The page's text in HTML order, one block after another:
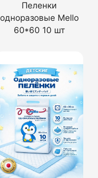
Пеленки
одноразовые Mello
60*60 10 шт